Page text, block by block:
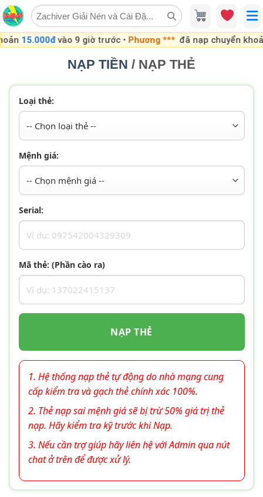
15.000đvào 9 giờ trước •Phương ***đã nạp chuyển khoản
Skip
to
content
NẠP TIỀN / NẠP THẺ
Loại thẻ:
Mệnh giá:
Serial:
Mã thẻ: (Phần cào ra)
NẠP THẺ
1. Hệ thống nạp thẻ tự động do nhà mạng cung
cấp kiểm tra và gạch thẻ chính xác 100%.
2. Thẻ nạp sai mệnh giá sẽ bị trừ 50% giá trị thẻ
nạp. Hãy kiểm tra kỹ trước khi Nạp.
3. Nếu cần trợ giúp hãy liên hệ với Admin qua nút
chat ở trên để được xử lý.